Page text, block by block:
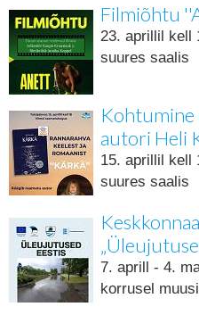
Filmiõhtu
23. aprillil kell
suures saalis
Kohtumine
autori Heli
15. aprillil kell
suures saalis
7. aprill - 4.
korrusel